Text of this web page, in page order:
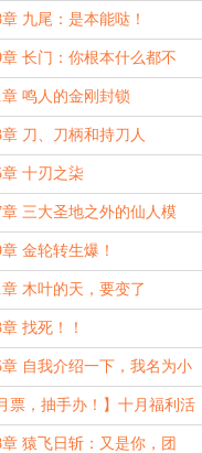
数量，还有位置
九尾：是本能哒！
章 长门：你根本什么都不
章 鸣人的金刚封锁
章 刀、刀柄和持刀人
章 十刃之柒
章 三大圣地之外的仙人模
金轮转生爆！
章 木叶的天，要变了
找死！！
章 自我介绍一下，我名为小
界（4.5k）
票，抽手办！】十月福利活
章必看！
章 猿飞日斩：又是你，团